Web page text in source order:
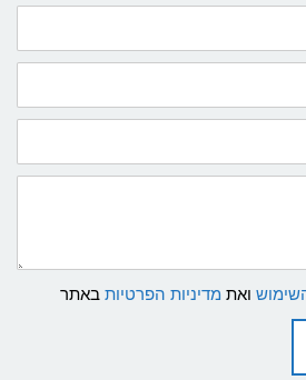
ואת מדיניות הפרטיות באתר